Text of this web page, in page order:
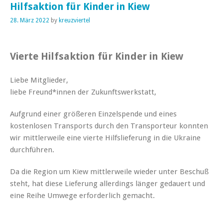
Hilfsaktion für Kinder in Kiew
28. März 2022 by kreuzviertel
Vierte Hilfsaktion für Kinder in Kiew
Liebe Mitglieder,
liebe Freund*innen der Zukunftswerkstatt,
Aufgrund einer größeren Einzelspende und eines
kostenlosen Transports durch den Transporteur konnten
wir mittlerweile eine vierte Hilfslieferung in die Ukraine
durchführen.
Da die Region um Kiew mittlerweile wieder unter Beschuß
steht, hat diese Lieferung allerdings länger gedauert und
eine Reihe Umwege erforderlich gemacht.